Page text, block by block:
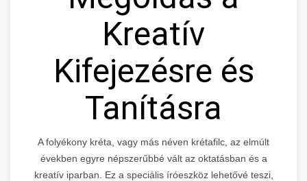
Kreatív
Kifejezésre és
Tanításra
A folyékony kréta, vagy más néven krétafilc, az elmúlt
években egyre népszerűbbé vált az oktatásban és a
kreatív iparban. Ez a speciális íróeszköz lehetővé teszi,